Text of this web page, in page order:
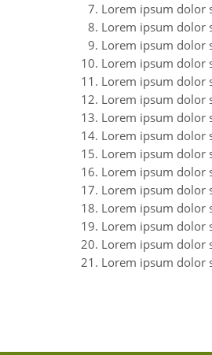
Lorem ipsum dolor
Lorem ipsum dolor
Lorem ipsum dolor
Lorem ipsum dolor
Lorem ipsum dolor
Lorem ipsum dolor
Lorem ipsum dolor
Lorem ipsum dolor
Lorem ipsum dolor
Lorem ipsum dolor
Lorem ipsum dolor
Lorem ipsum dolor
Lorem ipsum dolor
Lorem ipsum dolor
Lorem ipsum dolor